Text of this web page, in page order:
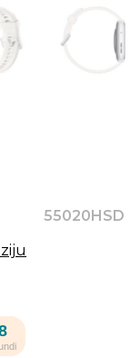
55020HSD